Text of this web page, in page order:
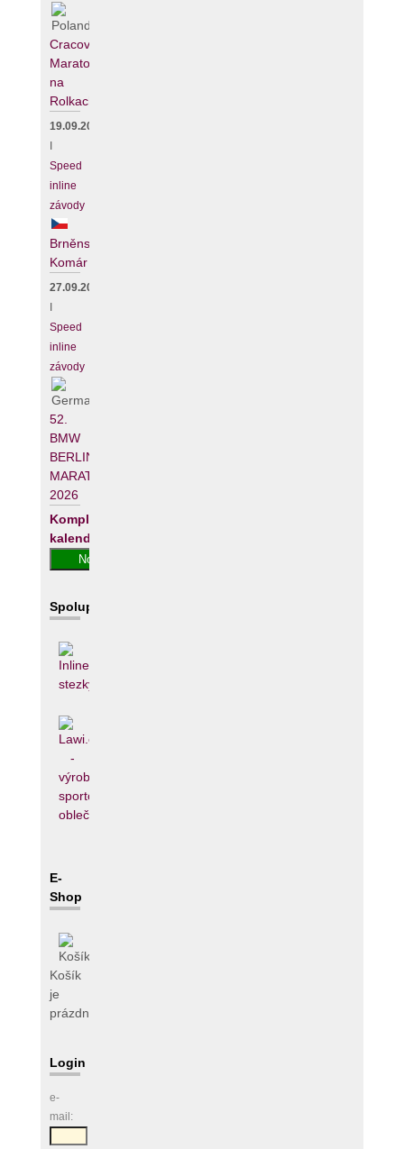
Cracovia
Maraton
na
Rolkach
19.09.2026
Speed
inline
závody
Brněnský
Komár
27.09.2026
Speed
inline
závody
52.
BMW
BERLIN-
MARATHON
2026
Kompletní
kalendář
Spolupracujeme
E-
Shop
Košík
je
prázdný
Login
e-
mail: